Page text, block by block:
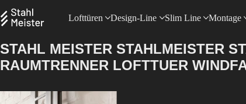
Lofttüren Design-Line Slim Line Montage
STAHL MEISTER STAHLMEISTER
RAUMTRENNER LOFTTUER